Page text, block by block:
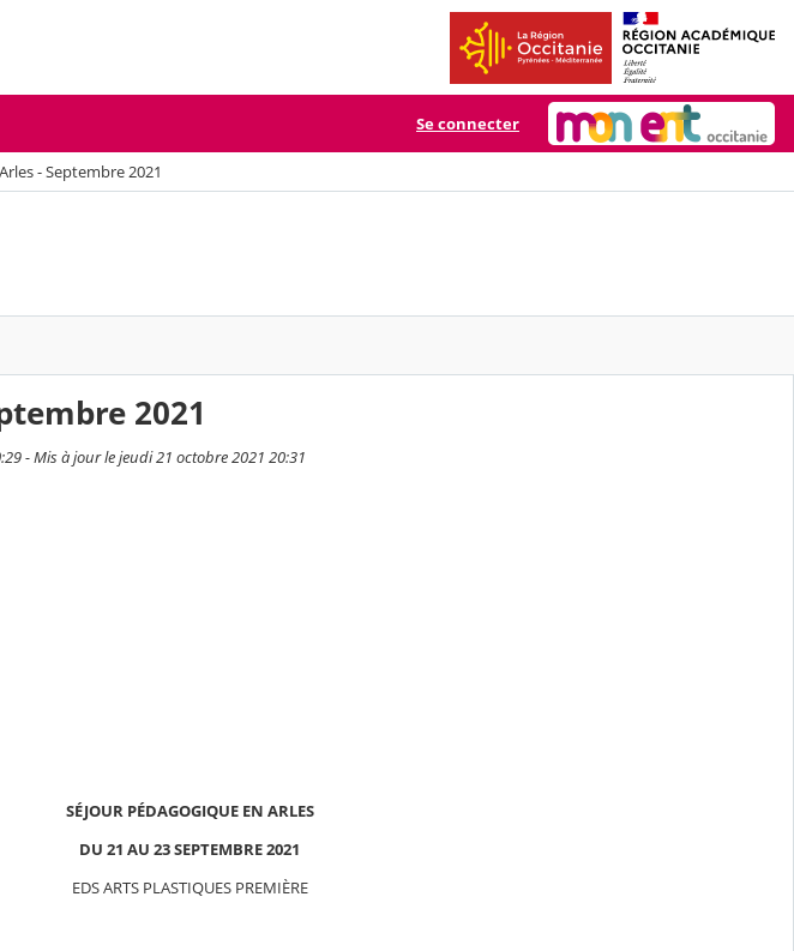
Se connecter
- Septembre 2021
2021
- Mis à jour le jeudi 21 octobre 2021 20:31
SÉJOUR PÉDAGOGIQUE EN ARLES
DU 21 AU 23 SEPTEMBRE 2021
EDS ARTS PLASTIQUES PREMIÈRE